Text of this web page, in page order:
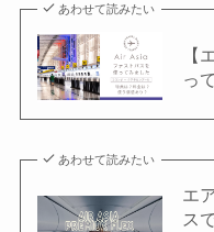
あわせて読みたい
【
っ
あわせて読みたい
エ
ス